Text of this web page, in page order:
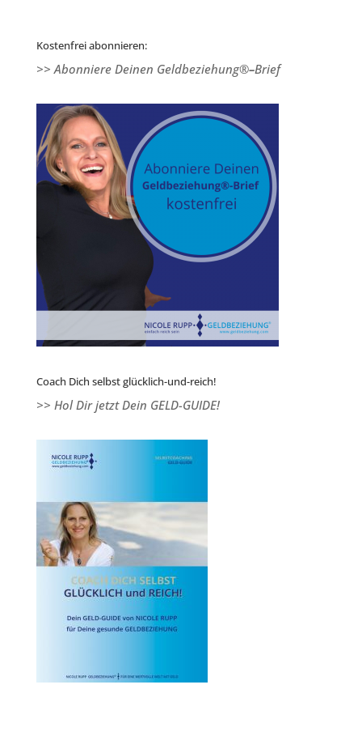
Kostenfrei abonnieren:
>> Abonniere Deinen Geldbeziehung®–Brief
Coach Dich selbst glücklich-und-reich!
>> Hol Dir jetzt Dein GELD-GUIDE!